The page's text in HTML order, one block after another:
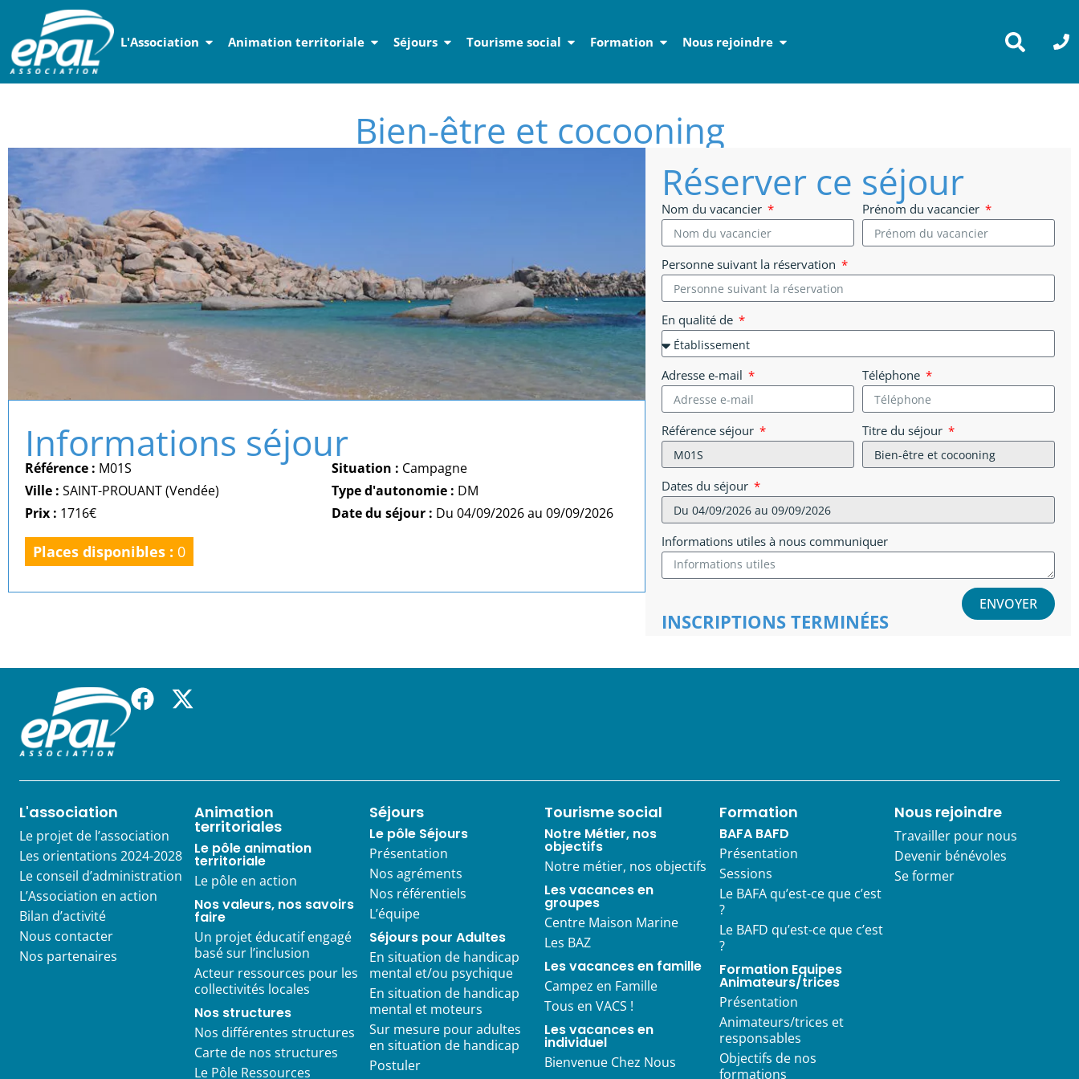
L'Association Animation territoriale Séjours Tourisme social Formation Nous rejoindre
Bien-être et cocooning
Informations séjour
Référence : M01S Situation : Campagne
Ville : SAINT-PROUANT (Vendée) Type d'autonomie : DM
Prix : 1716€ Date du séjour : Du 04/09/2026 au 09/09/2026
Places disponibles : 0
Réserver ce séjour
Nom du vacancier Prénom du vacancier
Personne suivant la réservation
En qualité de
Adresse e-mail Téléphone
Référence séjour Titre du séjour
Dates du séjour
Informations utiles à nous communiquer
ENVOYER
INSCRIPTIONS TERMINÉES
L'association
Le projet de l’association
Les orientations 2024-2028
Le conseil d’administration
L’Association en action
Bilan d’activité
Nous contacter
Nos partenaires
Animation
territoriales
Le pôle animation
territoriale
Le pôle en action
Nos valeurs, nos savoirs
faire
Un projet éducatif engagé
basé sur l’inclusion
Acteur ressources pour les
collectivités locales
Nos structures
Nos différentes structures
Carte de nos structures
Le Pôle Ressources
Séjours
Le pôle Séjours
Présentation
Nos agréments
Nos référentiels
L’équipe
Séjours pour Adultes
En situation de handicap
mental et/ou psychique
En situation de handicap
mental et moteurs
Sur mesure pour adultes
en situation de handicap
Postuler
Tourisme social
Notre Métier, nos
objectifs
Notre métier, nos objectifs
Les vacances en
groupes
Centre Maison Marine
Les BAZ
Les vacances en famille
Campez en Famille
Tous en VACS !
Les vacances en
individuel
Bienvenue Chez Nous
Formation
BAFA BAFD
Présentation
Sessions
Le BAFA qu’est-ce que c’est
?
Le BAFD qu’est-ce que c’est
?
Formation Equipes
Animateurs/trices
Présentation
Animateurs/trices et
responsables
Objectifs de nos
formations
Nous rejoindre
Travailler pour nous
Devenir bénévoles
Se former
Panneau de gestion des cookies